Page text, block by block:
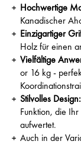
Hochwertige
Kanadischer
Einzigartiger
Holz für einen
Vielfältige
or 16 kg -
Stilvolles Design:
Funktion, die
aufwertet.
Auch in der